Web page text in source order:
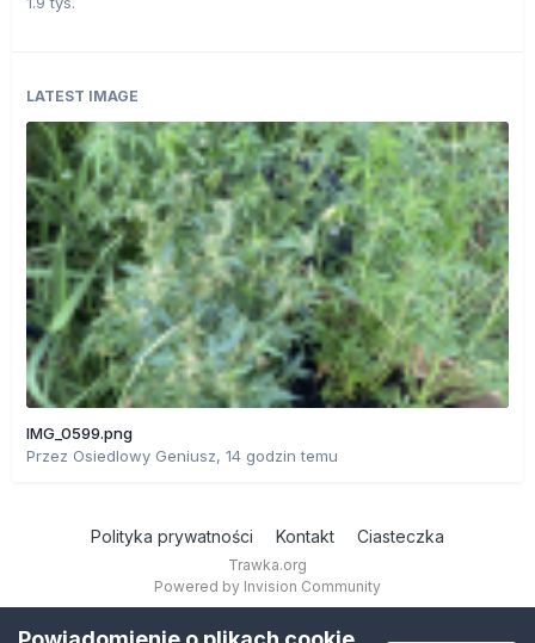
LATEST IMAGE
IMG_0599.png
Przez Osiedlowy Geniusz, 14 godzin temu
Polityka prywatności Kontakt Ciasteczka
Trawka.org
Powered by Invision Community